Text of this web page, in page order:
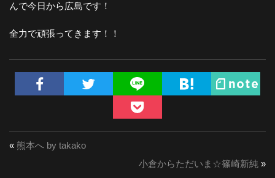
んで今日から広島です！
全力で頑張ってきます！！
« 熊本へ by takako
小倉からただいま☆篠崎新純 »